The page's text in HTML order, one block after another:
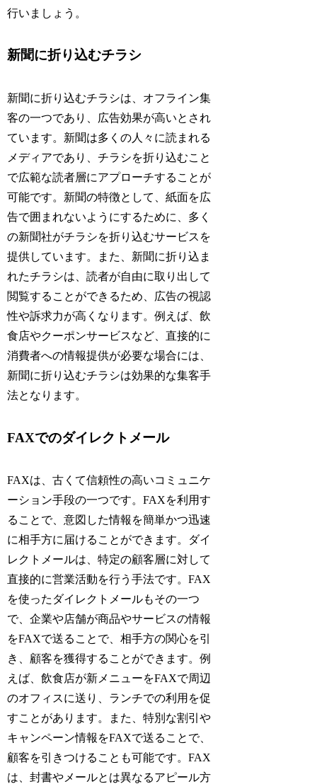
行いましょう。
新聞に折り込むチラシ
新聞に折り込むチラシは、オフライン集
客の一つであり、広告効果が高いとされ
ています。新聞は多くの人々に読まれる
メディアであり、チラシを折り込むこと
で広範な読者層にアプローチすることが
可能です。新聞の特徴として、紙面を広
告で囲まれないようにするために、多く
の新聞社がチラシを折り込むサービスを
提供しています。また、新聞に折り込ま
れたチラシは、読者が自由に取り出して
閲覧することができるため、広告の視認
性や訴求力が高くなります。例えば、飲
食店やクーポンサービスなど、直接的に
消費者への情報提供が必要な場合には、
新聞に折り込むチラシは効果的な集客手
法となります。
FAXでのダイレクトメール
FAXは、古くて信頼性の高いコミュニケ
ーション手段の一つです。FAXを利用す
ることで、意図した情報を簡単かつ迅速
に相手方に届けることができます。ダイ
レクトメールは、特定の顧客層に対して
直接的に営業活動を行う手法です。FAX
を使ったダイレクトメールもその一つ
で、企業や店舗が商品やサービスの情報
をFAXで送ることで、相手方の関心を引
き、顧客を獲得することができます。例
えば、飲食店が新メニューをFAXで周辺
のオフィスに送り、ランチでの利用を促
すことがあります。また、特別な割引や
キャンペーン情報をFAXで送ることで、
顧客を引きつけることも可能です。FAX
は、封書やメールとは異なるアピール方